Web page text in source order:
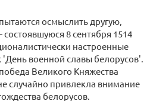
осмыслить другую,
8 сентября 1514
настроенные
'День военной славы белорусов'.
Великого Княжества
случайно привлекла внимание
белорусов.